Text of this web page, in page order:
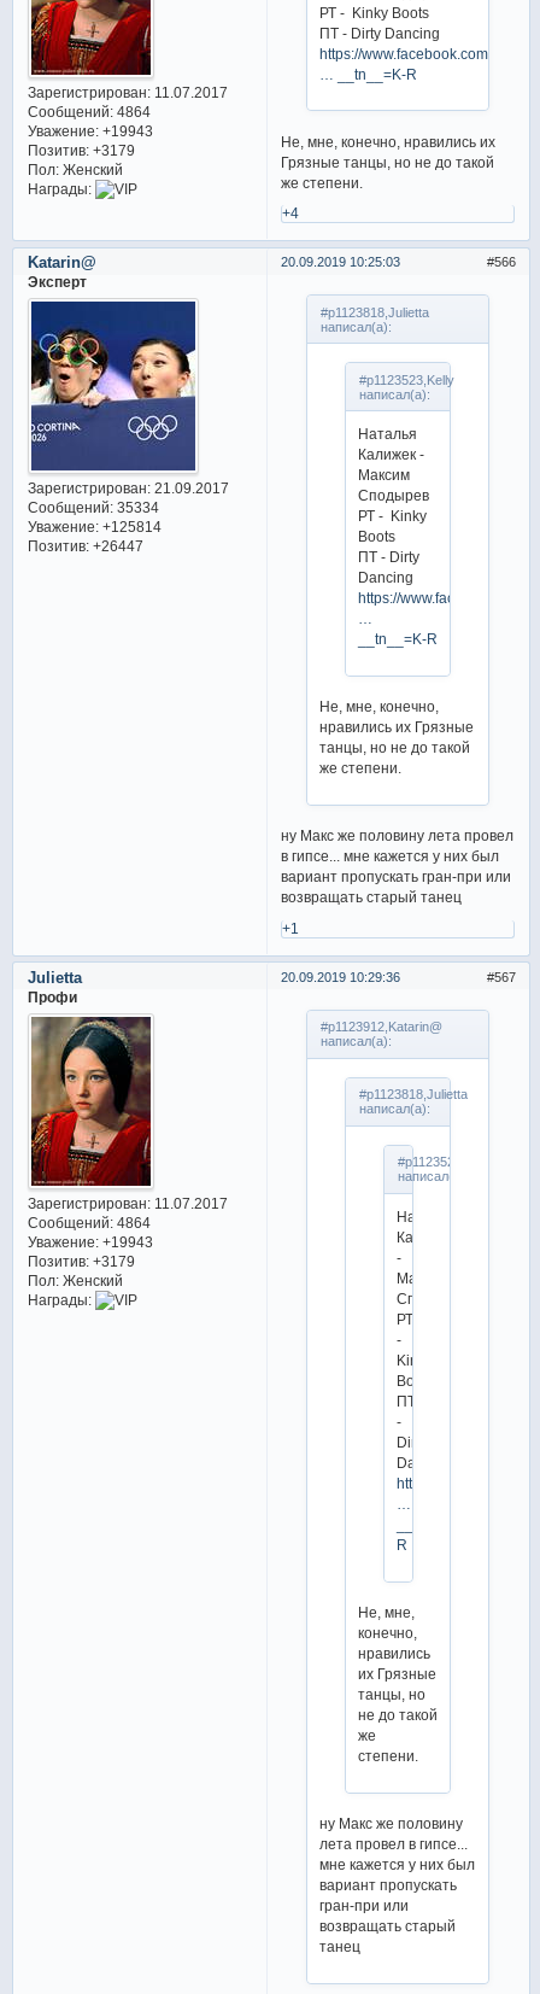
Зарегистрирован: 11.07.2017
Сообщений:4864
Уважение: +19943
Позитив: +3179
Пол:Женский
Награды:
РТ - Kinky Boots
ПТ - Dirty Dancing
https://www.facebook.com/
… __tn__=K-R
Не, мне, конечно, нравились их
Грязные танцы, но не до такой
же степени.
+4
566
20.09.2019 10:25:03
Katarin@
Эксперт
Зарегистрирован: 21.09.2017
Сообщений:35334
Уважение: +125814
Позитив: +26447
#p1123818,Julietta
написал(а):
#p1123523,Kelly
написал(а):
Наталья
Калижек -
Максим
Сподырев
РТ - Kinky
Boots
ПТ - Dirty
Dancing
https://www.facebook.com/
__tn__=K-R
Не, мне, конечно,
нравились их Грязные
танцы, но не до такой
же степени.
ну Макс же половину лета провел
в гипсе... мне кажется у них был
вариант пропускать гран-при или
возвращать старый танец
+1
567
20.09.2019 10:29:36
Julietta
Профи
Зарегистрирован: 11.07.2017
Сообщений:4864
Уважение: +19943
Позитив: +3179
Пол:Женский
Награды:
#p1123912,Katarin@
написал(а):
#p1123818,Julietta
написал(а):
#p1123523,Kelly
написал(а):
Наталья
Калижек
-
Максим
Сподырев
РТ
-
Kinky
Boots
ПТ
-
Dirty
Dancing
https://
R
Не, мне,
конечно,
нравились
их Грязные
танцы, но
не до такой
же
степени.
ну Макс же половину
лета провел в гипсе...
мне кажется у них был
вариант пропускать
гран-при или
возвращать старый
танец